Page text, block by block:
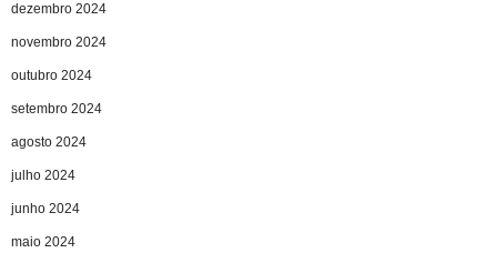
dezembro 2024
novembro 2024
outubro 2024
setembro 2024
agosto 2024
julho 2024
junho 2024
maio 2024